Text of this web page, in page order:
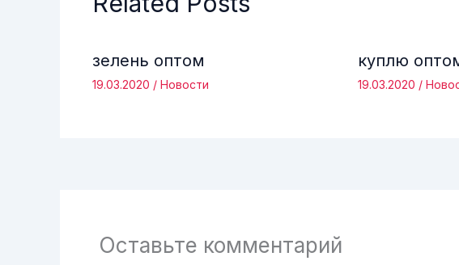
зелень оптом
19.03.2020 / Новости
куплю
19.03.2020 /
Оставьте комментарий